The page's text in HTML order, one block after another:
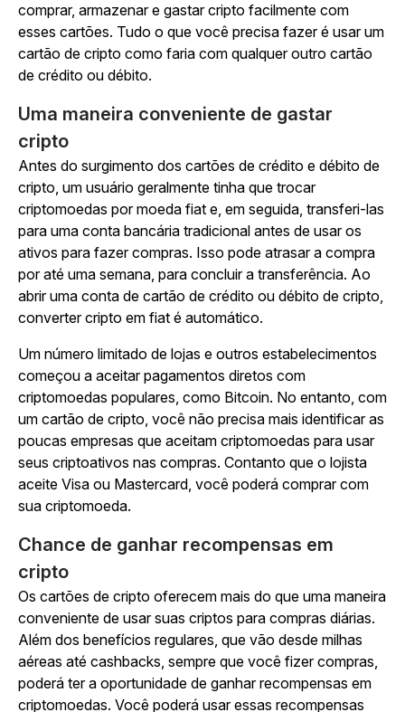
comprar, armazenar e gastar cripto facilmente com
esses cartões. Tudo o que você precisa fazer é usar um
cartão de cripto como faria com qualquer outro cartão
de crédito ou débito.
Uma maneira conveniente de gastar
cripto
Antes do surgimento dos cartões de crédito e débito de
cripto, um usuário geralmente tinha que trocar
criptomoedas por moeda fiat e, em seguida, transferi-las
para uma conta bancária tradicional antes de usar os
ativos para fazer compras. Isso pode atrasar a compra
por até uma semana, para concluir a transferência. Ao
abrir uma conta de cartão de crédito ou débito de cripto,
converter cripto em fiat é automático.
Um número limitado de lojas e outros estabelecimentos
começou a aceitar pagamentos diretos com
criptomoedas populares, como Bitcoin. No entanto, com
um cartão de cripto, você não precisa mais identificar as
poucas empresas que aceitam criptomoedas para usar
seus criptoativos nas compras. Contanto que o lojista
aceite Visa ou Mastercard, você poderá comprar com
sua criptomoeda.
Chance de ganhar recompensas em
cripto
Os cartões de cripto oferecem mais do que uma maneira
conveniente de usar suas criptos para compras diárias.
Além dos benefícios regulares, que vão desde milhas
aéreas até cashbacks, sempre que você fizer compras,
poderá ter a oportunidade de ganhar recompensas em
criptomoedas. Você poderá usar essas recompensas